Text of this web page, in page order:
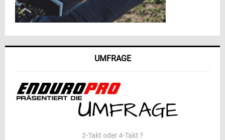
UMFRAGE
2-Takt oder 4-Takt ?